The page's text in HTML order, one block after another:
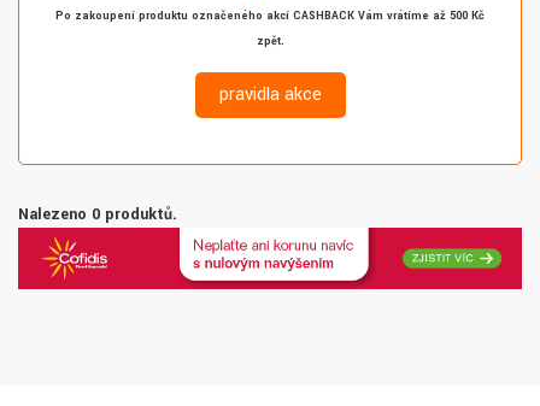
Po zakoupení produktu označeného akcí CASHBACK Vám vrátíme až 500 Kč
zpět.
pravidla akce
Nalezeno 0 produktů.